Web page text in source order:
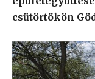
csütörtökön